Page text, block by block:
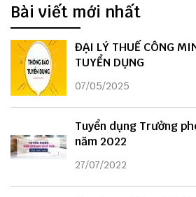
Bài viết mới nhất
ĐẠI LÝ THUẾ CÔNG
TUYỂN DỤNG
07/05/2025
Tuyển dụng Trưởng
năm 2022
27/07/2022